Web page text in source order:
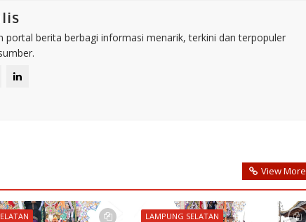
portal berita berbagi informasi menarik, terkini dan terpopuler
View More
LAMPUNG SELATAN